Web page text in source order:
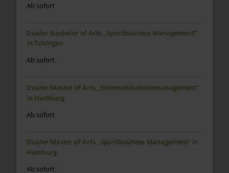
Ab sofort
Dualer Bachelor of Arts „Sportbusiness Management“
in Tübingen
Ab sofort
Dualer Master of Arts „Kommunikationsmanagement“
in Hamburg
Ab sofort
Dualer Master of Arts „Sportbusiness Management“ in
Hamburg
Ab sofort